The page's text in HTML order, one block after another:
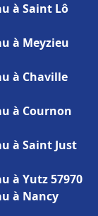
à Saint Lô
à Meyzieu
à Chaville
à Cournon
à Saint Just
à Yutz 57970
à Nancy